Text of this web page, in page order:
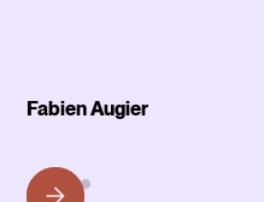
Fabien Augier